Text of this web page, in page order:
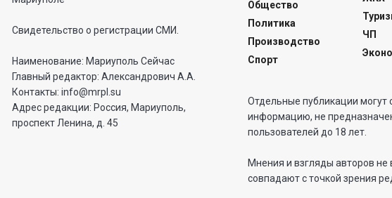
Свидетельство о регистрации СМИ.
Наименование: Мариуполь Сейчас
Главный редактор: Александрович А.А.
Контакты: info@mrpl.su
Адрес редакции: Россия, Мариуполь,
проспект Ленина, д. 45
Общество
Политика
Производство
Спорт
ЧП
Отдельные публикации могут
информацию, не
пользователей до 18 лет.
Мнения и взгляды авторов не
совпадают с точкой зрения